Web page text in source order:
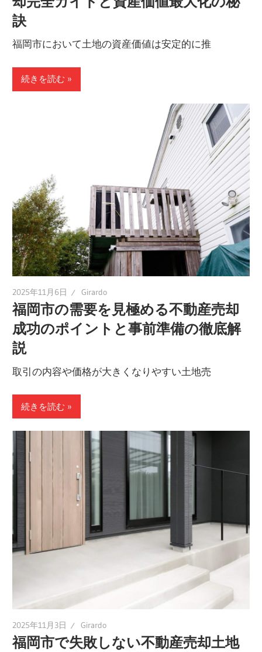
訣
福岡市において土地の資産価値は安定的に推
続きを読む
2025年11月6日 Girardo
福岡市の需要を見極める不動産売却
成功のポイントと事前準備の徹底解
説
取引の内容や価格が大きくなりやすい土地売
続きを読む
2025年11月3日 Girardo
福岡市で失敗しない不動産売却土地